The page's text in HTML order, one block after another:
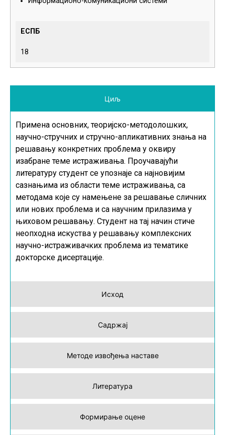
ЕСПБ
18
Циљ
Исход
Садржај
Методе извођења наставе
Литература
Формирање оцене
Примена основних, теоријско-методолошких,
научно-стручних и стручно-апликативних знања на
решавању конкретних проблема у оквиру
изабране теме истраживања. Проучавајући
литературу студент се упознаје са најновијим
сазнањима из области теме истраживања, са
методама које су намењене за решавање сличних
или нових проблема и са научним прилазима у
њиховом решавању. Студент на тај начин стиче
неопходна искуства у решавању комплексних
научно-истраживачких проблема из тематике
докторске дисертације.